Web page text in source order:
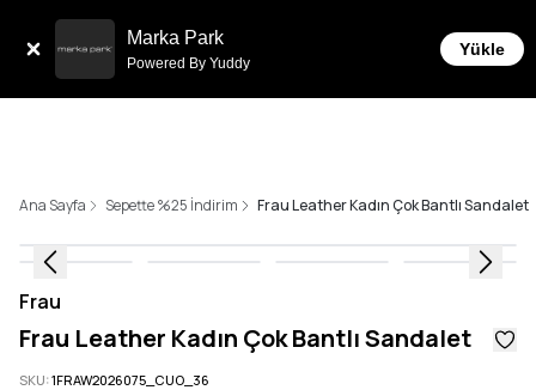
Marka Park
Powered By Yuddy
Yükle
Ana Sayfa Sepette %25 İndirim Frau Leather Kadın Çok Bantlı Sandalet
Frau
Frau Leather Kadın Çok Bantlı Sandalet
SKU:1FRAW2026075_CUO_36